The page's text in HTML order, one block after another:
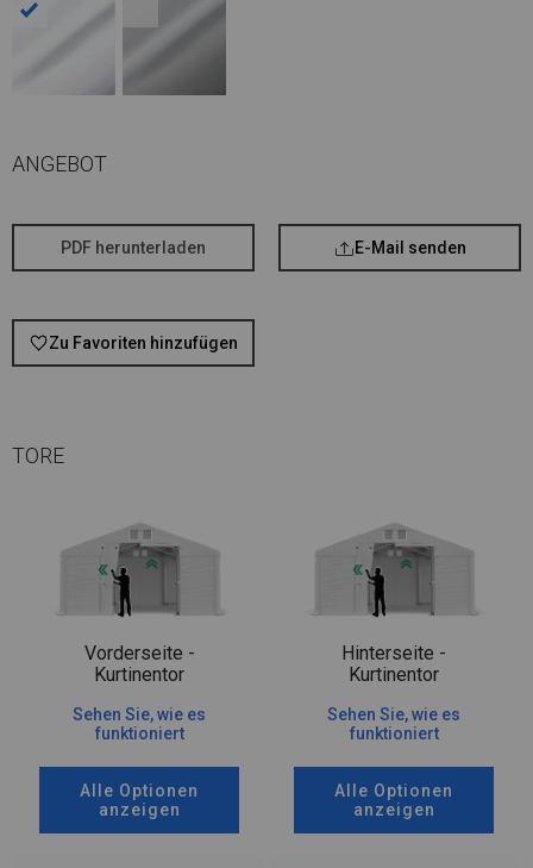
ANGEBOT
PDF herunterladen E-Mail senden
Zu Favoriten hinzufügen
TORE
Vorderseite -
Kurtinentor
Sehen Sie, wie es
funktioniert
Alle Optionen
anzeigen
Hinterseite -
Kurtinentor
Sehen Sie, wie es
funktioniert
Alle Optionen
anzeigen